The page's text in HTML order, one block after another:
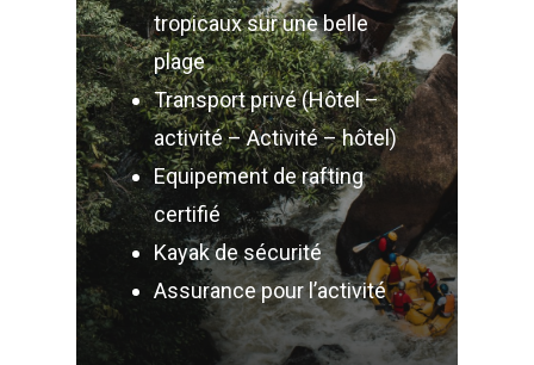
tropicaux sur une belle
plage
Transport privé (Hôtel –
activité – Activité – hôtel)
Equipement de rafting
certifié
Kayak de sécurité
Assurance pour l’activité